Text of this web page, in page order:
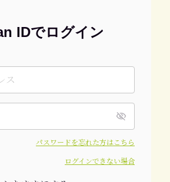
IDでログイン
パスワードを忘れた方はこちら
ログインできない場合